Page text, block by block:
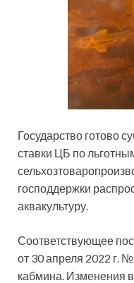
Государство готово
ставки ЦБ по
господдержки
аквакультуру.
Соответствующее
от 30 апреля 2022 г.
кабмина. Изменения